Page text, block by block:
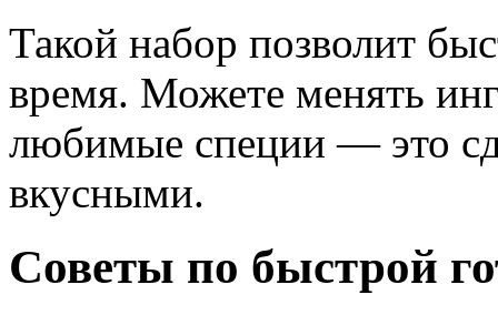
Такой набор позволит
время. Можете менять
любимые специи — это
вкусными.
Советы по быстрой